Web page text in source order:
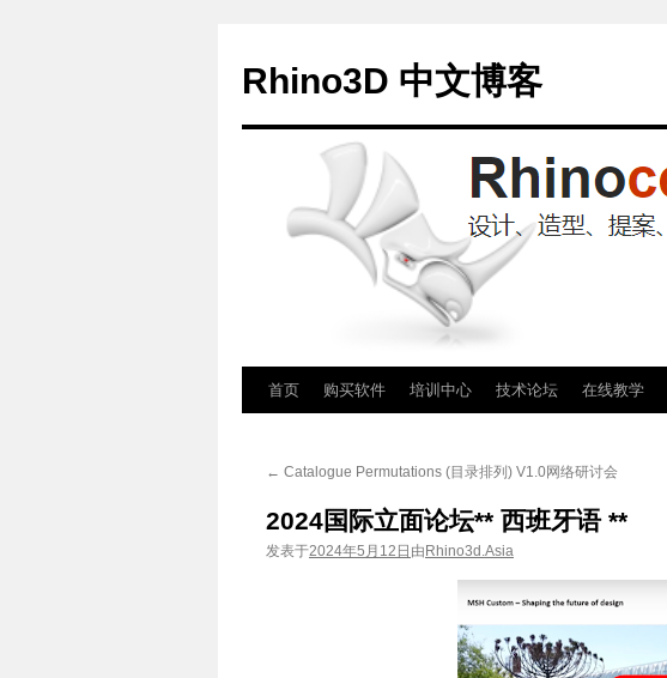
Rhino3D 中文博客
文
首页 购买软件 培训中心 技术论坛 在线教学
← Catalogue Permutations (目录排列) V1.0网络研讨会
2024国际立面论坛** 西班牙语 **
发表于2024年5月12日 由 Rhino3d.Asia